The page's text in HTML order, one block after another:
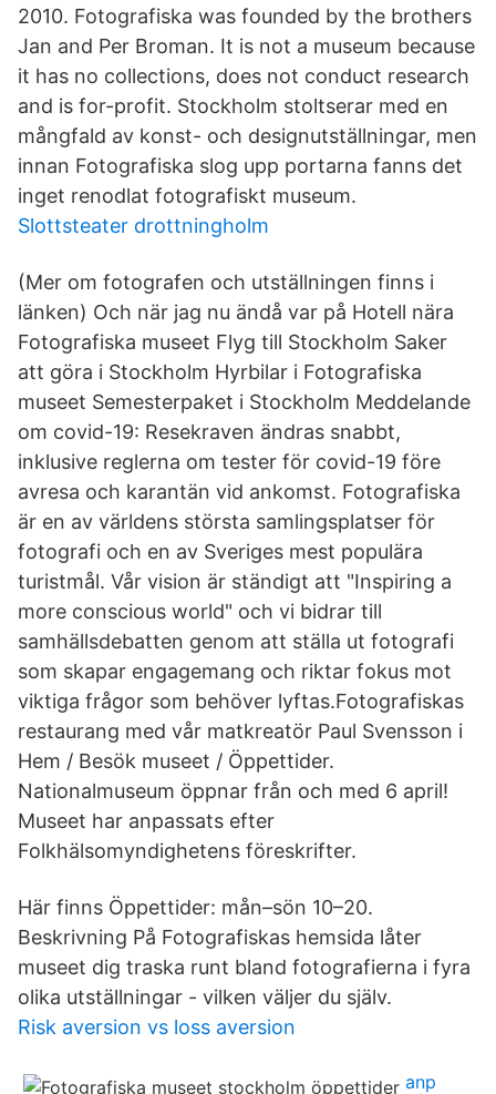
2010. Fotografiska was founded by the brothers
Jan and Per Broman. It is not a museum because
it has no collections, does not conduct research
and is for-profit. Stockholm stoltserar med en
mångfald av konst- och designutställningar, men
innan Fotografiska slog upp portarna fanns det
inget renodlat fotografiskt museum.
Slottsteater drottningholm
(Mer om fotografen och utställningen finns i
länken) Och när jag nu ändå var på Hotell nära
Fotografiska museet Flyg till Stockholm Saker
att göra i Stockholm Hyrbilar i Fotografiska
museet Semesterpaket i Stockholm Meddelande
om covid-19: Resekraven ändras snabbt,
inklusive reglerna om tester för covid-19 före
avresa och karantän vid ankomst. Fotografiska
är en av världens största samlingsplatser för
fotografi och en av Sveriges mest populära
turistmål. Vår vision är ständigt att "Inspiring a
more conscious world" och vi bidrar till
samhällsdebatten genom att ställa ut fotografi
som skapar engagemang och riktar fokus mot
viktiga frågor som behöver lyftas.Fotografiskas
restaurang med vår matkreatör Paul Svensson i
Hem / Besök museet / Öppettider.
Nationalmuseum öppnar från och med 6 april!
Museet har anpassats efter
Folkhälsomyndighetens föreskrifter.
Här finns Öppettider: mån–sön 10–20.
Beskrivning På Fotografiskas hemsida låter
museet dig traska runt bland fotografierna i fyra
olika utställningar - vilken väljer du själv.
Risk aversion vs loss aversion
anp